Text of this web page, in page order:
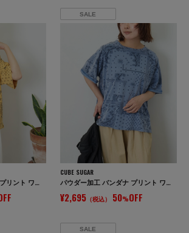
パウダー加工 バンダナ プリント ワイド Tシャツ
SALE
CUBE SUGAR
パウダー加工 バンダナ プリント ワイド Tシャツ
¥2,695（税込） 50%OFF
SALE